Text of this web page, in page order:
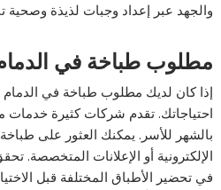
والجهد عبر إعداد وجبات لذيذة وصحية
مطلوب طباخة في
إذا كان لديك مطلوب طباخة في الدمام
احتياجاتك. تقدم شركات كثيرة
بالشهر للأسر. يمكنك العثور على
الإلكترونية أو الإعلانات المتخصصة.
في تحضير الأطباق المختلفة قبل